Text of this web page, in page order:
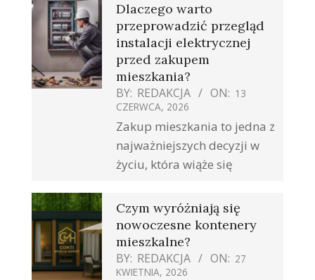
Dlaczego warto
przeprowadzić przegląd
instalacji elektrycznej
przed zakupem
mieszkania?
BY: REDAKCJA ON: 13
CZERWCA, 2026
Zakup mieszkania to jedna z
najważniejszych decyzji w
życiu, która wiąże się
Czym wyróżniają się
nowoczesne kontenery
mieszkalne?
BY: REDAKCJA ON: 27
KWIETNIA, 2026